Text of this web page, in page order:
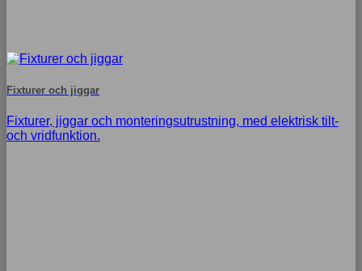
Fixturer och jiggar
Fixturer, jiggar och monteringsutrustning, med elektrisk tilt-
och vridfunktion.